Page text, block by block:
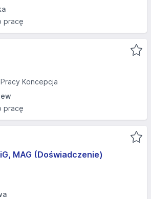
pracę
Koncepcja
pracę
MAG (Doświadczenie)